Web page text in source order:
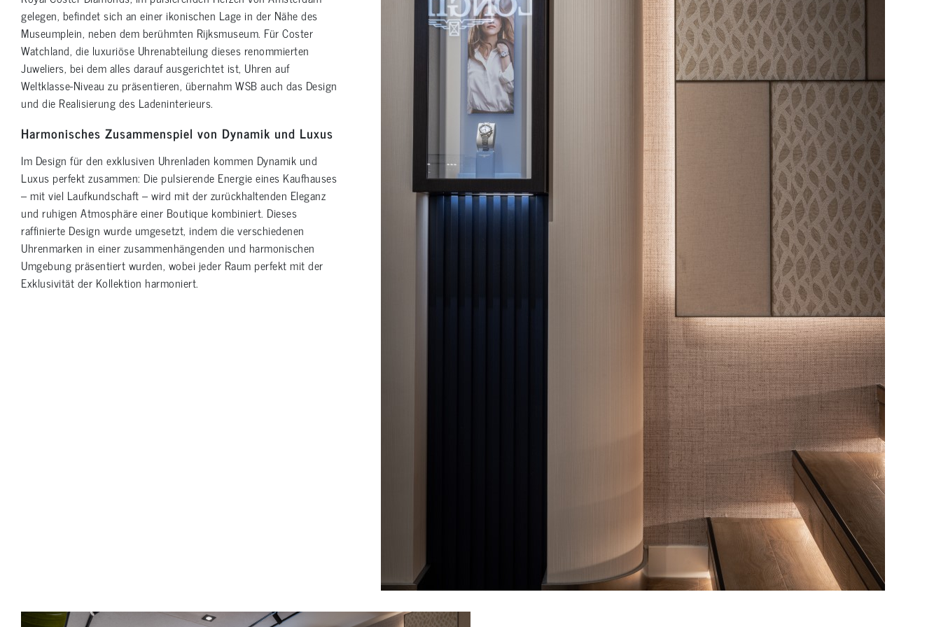
gelegen, befindet sich an einer ikonischen Lage in der Nähe des
Museumplein, neben dem berühmten Rijksmuseum. Für Coster
Watchland, die luxuriöse Uhrenabteilung dieses renommierten
Juweliers, bei dem alles darauf ausgerichtet ist, Uhren auf
Weltklasse-Niveau zu präsentieren, übernahm WSB auch das Design
und die Realisierung des Ladeninterieurs.
Harmonisches Zusammenspiel von Dynamik und Luxus
Im Design für den exklusiven Uhrenladen kommen Dynamik und
Luxus perfekt zusammen: Die pulsierende Energie eines Kaufhauses
– mit viel Laufkundschaft – wird mit der zurückhaltenden Eleganz
und ruhigen Atmosphäre einer Boutique kombiniert. Dieses
raffinierte Design wurde umgesetzt, indem die verschiedenen
Uhrenmarken in einer zusammenhängenden und harmonischen
Umgebung präsentiert wurden, wobei jeder Raum perfekt mit der
Exklusivität der Kollektion harmoniert.